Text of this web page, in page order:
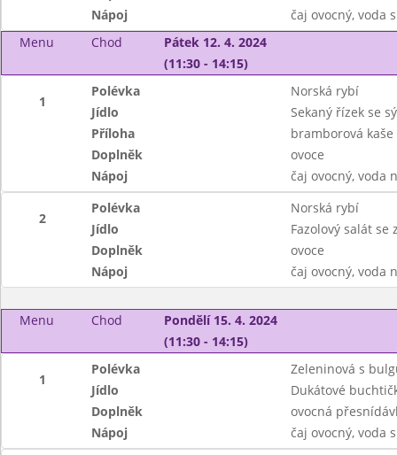
Nápoj
čaj ovocný, voda
Menu
Chod
Pátek 12. 4. 2024
(11:30 - 14:15)
1
Polévka
Norská rybí
Jídlo
Sekaný řízek se
Příloha
bramborová kaše
Doplněk
ovoce
Nápoj
čaj ovocný, voda
2
Polévka
Norská rybí
Jídlo
Fazolový salát se
Doplněk
ovoce
Nápoj
čaj ovocný, voda
Menu Chod
Pondělí 15. 4. 2024
(11:30 - 14:15)
1
Polévka
Zeleninová s
Jídlo
Dukátové
Doplněk
ovocná
Nápoj
čaj ovocný, voda